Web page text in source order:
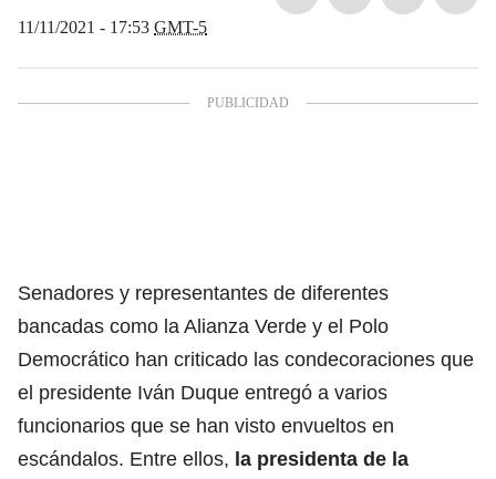
11/11/2021 - 17:53 GMT-5
Senadores y representantes de diferentes
bancadas como la Alianza Verde y el Polo
Democrático han criticado las condecoraciones que
el presidente Iván Duque entregó a varios
funcionarios que se han visto envueltos en
escándalos. Entre ellos, la presidenta de la